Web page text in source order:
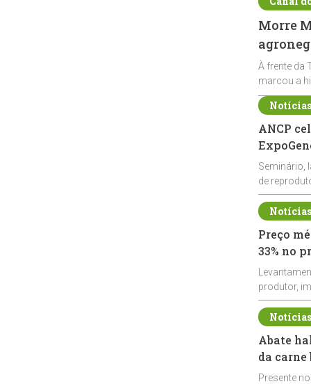
Morre
À frente da
marcou a
ANCP
Seminário,
de
durante a
Preço
33% no
produtor,
de leite cru
Abate
da
Presente